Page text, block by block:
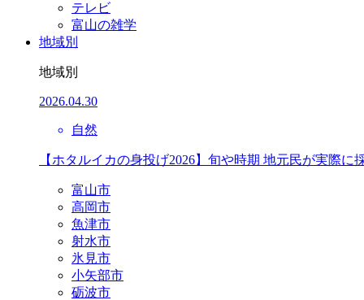
テレビ
富山の雑学
地域別
地域別
2026.04.30
自然
【ホタルイカの身投げ2026】旬や時期 地元民が実際に
富山市
高岡市
魚津市
射水市
氷見市
小矢部市
砺波市